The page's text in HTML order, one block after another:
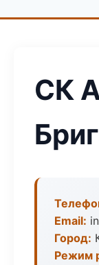
СК
Email:
Город:
Режим